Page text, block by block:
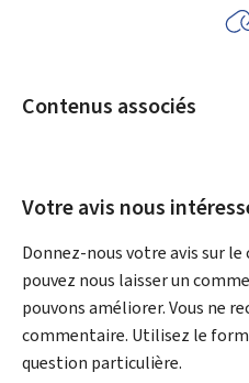
Contenus associés
Votre avis nous
Donnez-nous votre avis sur
pouvez nous laisser un
pouvons améliorer. Vous ne
commentaire. Utilisez le
question particulière.